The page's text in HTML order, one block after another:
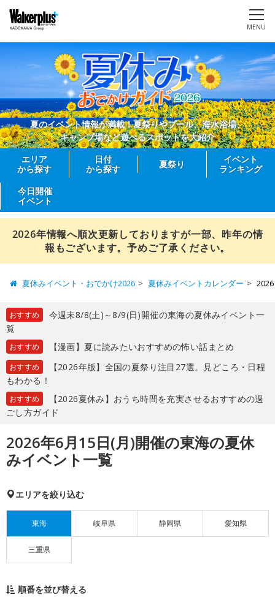
MENU
夏のイベント情報が満載！夏祭りやプール、海水浴場、
キャンプ場など遊べるスポットを大紹介
エリア
から探す
日付
から探す
夏祭り
イベント
ランキング
今日開催
イベント
2026年情報へ順次更新しておりますが一部、昨年の情
報もございます。予めご了承ください。
夏休みイベント・おでかけ2026 夏休みイベントカレンダー
おすすめ
今週末8/8(土)～8/9(日)開催の東海の夏休みイベント一
覧
おすすめ 【漫画】夏に読みたいおすすめの怖い話まとめ
おすすめ
【2026年版】全国の夏祭り注目27選。見どころ・日程
もわかる！
おすすめ
【2026夏休み】おうち時間を充実させるおすすめの過
ごし方ガイド
2026年6月15日(月)開催の東海の夏休
みイベント一覧
エリアを絞り込む
東海 岐阜県 静岡県 愛知県
三重県
順番を並び替える